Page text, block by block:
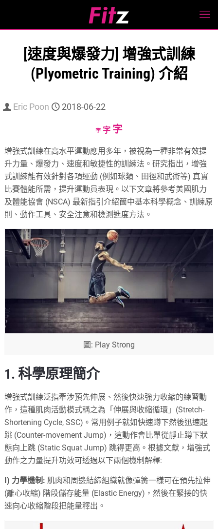
[速度與爆發力] 增強式訓練
(Plyometric Training) 介紹
Eric Poon 2018-06-22
字Decrease
size.
字Reset
size.
字Increase
size.
增強式訓練在高水平運動應用多年，被視為一種非常有效提
升力量、爆發力、速度和敏捷性的訓練法。研究指出，增強
式訓練能有效針對各項運動 (例如球類、田徑和武術等) 真實
比賽體能所需，提升運動員表現。以下文章將參考美國肌力
及體能協會 (NSCA) 最新指引介紹箇中基本科學概念、訓練原
則、動作工具、安全注意和檢測進度方法。
圖: Play Strong
1. 科學原理簡介
增強式訓練泛指牽涉預先伸展、然後快速強力收縮的練習動
作，這種肌肉活動模式稱之為「伸展與收縮循環」(Stretch-
Shortening Cycle, SSC)。常用例子就如快速蹲下然後迅速起
跳 (Counter-movement Jump)，這動作會比單從靜止蹲下狀
態向上跳 (Static Squat Jump) 跳得更高。根據文獻，增強式
動作之力量提升功效可透過以下兩個機制解釋:
I) 力學機制: 肌肉和周邊結締組織就像彈簧一樣可在預先拉伸
(離心收縮) 階段儲存能量 (Elastic Energy)，然後在緊接的快
速向心收縮階段把能量釋出。